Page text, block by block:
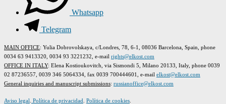
Whatsapp
Telegram
MAIN OFFICE: Yulia Dobrovolskaya, c/Londres, 78, 6-1, 08036 Barcelona, Spain, phone
0034 63 9413320, 0034 93 3221232, e-mail rights@elkost.com
OFFICE IN ITALY: Elena Kostioukovitch, via Sismondi 5, Milano 20133, Italy, phone 0039
02 87236557, 0039 346 5064334, fax 0039 700444601, e-mail elkost@elkost.com
General inquiries and manuscript submissions: russianoffice@elkost.com
Aviso legal Política de privacidad Política de cookies